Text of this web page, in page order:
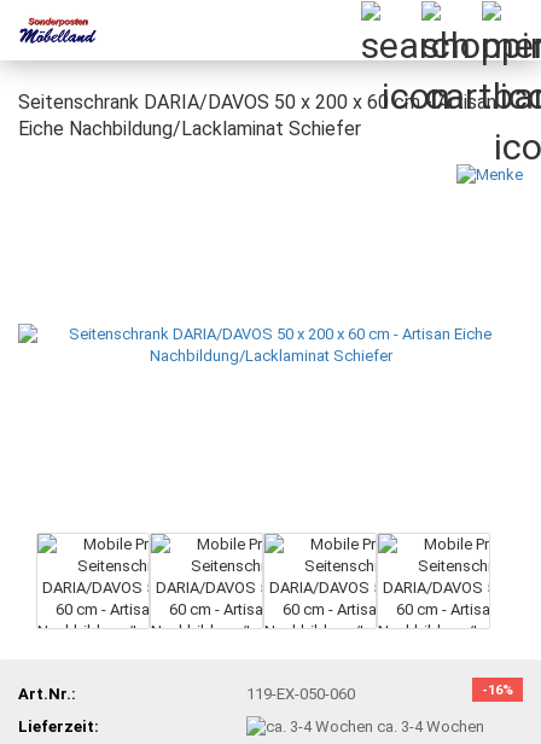
Seitenschrank DARIA/DAVOS 50 x 200 x 60 cm - Artisan
Eiche Nachbildung/Lacklaminat Schiefer
-16%
Art.Nr.:
119-EX-050-060
Lieferzeit:
ca. 3-4 Wochen